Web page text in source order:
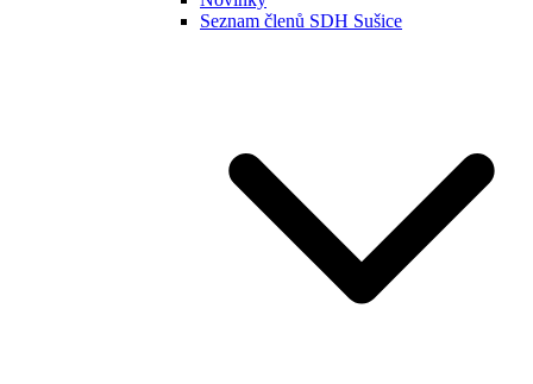
Seznam členů SDH Sušice